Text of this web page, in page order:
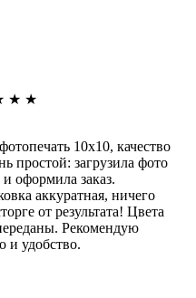
★ ★
10х10, качество
простой: загрузила фото
оформила заказ.
аккуратная, ничего
от результата! Цвета
Рекомендую
и удобство.